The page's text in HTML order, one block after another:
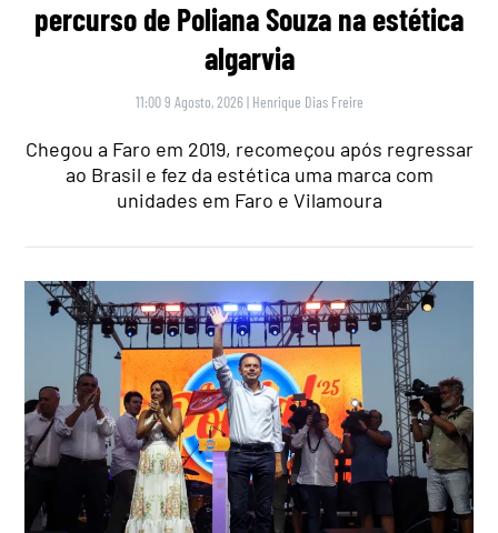
percurso de Poliana Souza na estética
algarvia
11:00 9 Agosto, 2026 | Henrique Dias Freire
Chegou a Faro em 2019, recomeçou após regressar
ao Brasil e fez da estética uma marca com
unidades em Faro e Vilamoura